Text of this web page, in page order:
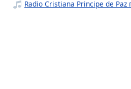
Radio Cristiana Principe de Paz